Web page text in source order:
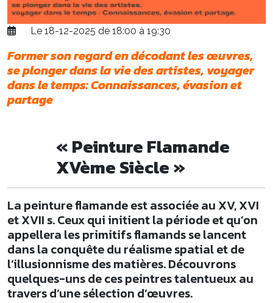
Le 18-12-2025 de 18:00 à 19:30
Former son regard en décodant les œuvres,
se plonger dans la vie des artistes, voyager
dans le temps: Connaissances, évasion et
partage
« Peinture Flamande
XVème Siècle »
La peinture flamande est associée au XV, XVI
et XVII s. Ceux qui initient la période et qu’on
appellera les primitifs flamands se lancent
dans la conquête du réalisme spatial et de
l’illusionnisme des matières. Découvrons
quelques-uns de ces peintres talentueux au
travers d’une sélection d’œuvres.